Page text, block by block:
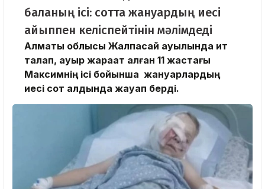
баланың ісі: сотта жануардың иесі
айыппен келіспейтінін мәлімдеді
Алматы облысы Жалпақсай ауылында ит
талап, ауыр жарақат алған 11 жастағы
Максимнің ісі бойынша жануарлардың
иесі сот алдында жауап берді.